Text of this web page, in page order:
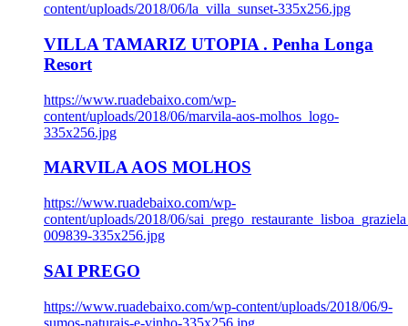
content/uploads/2018/06/la_villa_sunset-335x256.jpg
VILLA TAMARIZ UTOPIA . Penha Longa
Resort
https://www.ruadebaixo.com/wp-
content/uploads/2018/06/marvila-aos-molhos_logo-
335x256.jpg
MARVILA AOS MOLHOS
https://www.ruadebaixo.com/wp-
content/uploads/2018/06/
009839-335x256.jpg
SAI PREGO
https://www.ruadebaixo.com/wp-content/uploads/2018/06/9-
sumos-naturais-e-vinho-335x256.jpg